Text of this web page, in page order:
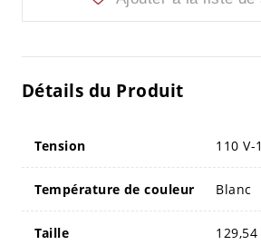
Détails du Produit
Tension 110 V-
Température de couleur Blanc
Taille 129,54